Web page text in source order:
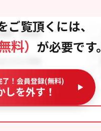
ご覧頂くには、
料） が必要です。
了！会員登録(無料)
しを外す！